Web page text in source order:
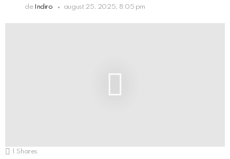
de Indiro august 25, 2025, 8:05 pm
Shares